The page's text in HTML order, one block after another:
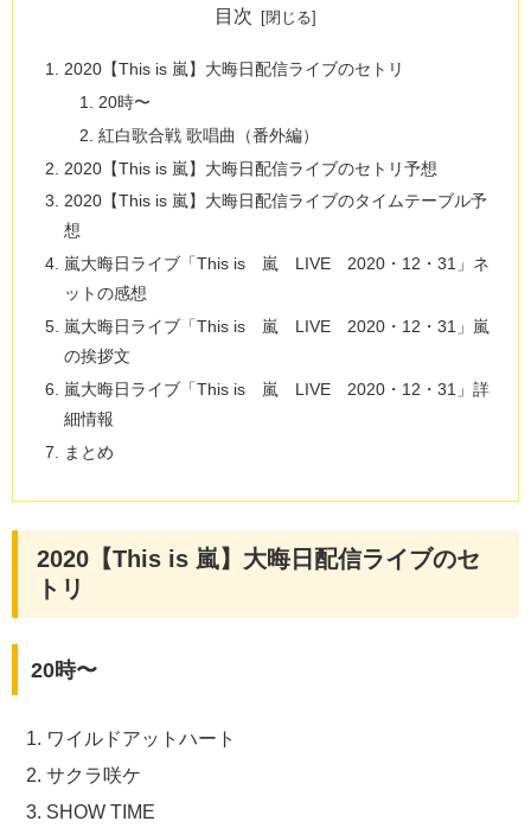
目次
2020【This is 嵐】大晦日配信ライブのセトリ
20時〜
紅白歌合戦 歌唱曲（番外編）
2020【This is 嵐】大晦日配信ライブのセトリ予想
2020【This is 嵐】大晦日配信ライブのタイムテーブル予
想
嵐大晦日ライブ「This is 嵐 LIVE 2020・12・31」ネ
ットの感想
嵐大晦日ライブ「This is 嵐 LIVE 2020・12・31」嵐
の挨拶文
嵐大晦日ライブ「This is 嵐 LIVE 2020・12・31」詳
細情報
まとめ
2020【This is 嵐】大晦日配信ライブのセ
トリ
20時〜
ワイルドアットハート
サクラ咲ケ
SHOW TIME